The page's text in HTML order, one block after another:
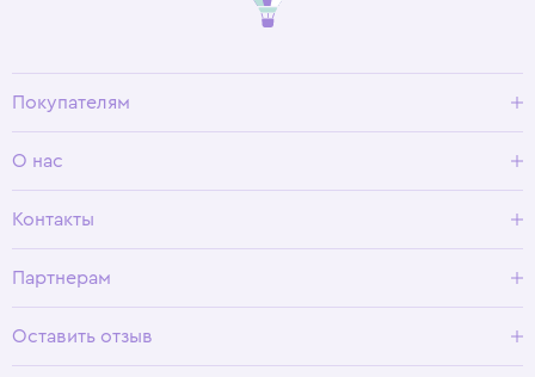
Покупателям
Условия возврата
О нас
Программа лояльности
Контакты
Партнерам
Оставить отзыв